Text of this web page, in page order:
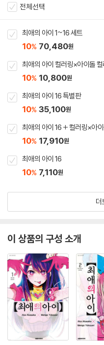
전체선택
최애의 아이 1~16 세트
10% 70,480원
최애의 아이 컬러링×아이돌
10% 10,800원
최애의 아이 16 특별판
10% 35,100원
최애의 아이 16 + 컬러링×아
10% 17,910원
최애의 아이 16
10% 7,110원
더
이 상품의 구성 소개